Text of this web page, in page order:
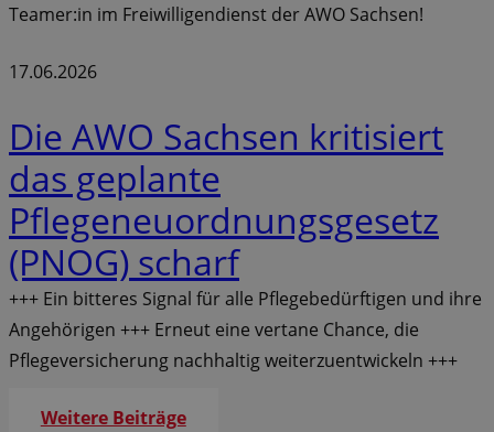
Teamer:in im Freiwilligendienst der AWO Sachsen!
17.06.2026
Die AWO Sachsen kritisiert
das geplante
Pflegeneuordnungsgesetz
(PNOG) scharf
+++ Ein bitteres Signal für alle Pflegebedürftigen und ihre
Angehörigen +++ Erneut eine vertane Chance, die
Pflegeversicherung nachhaltig weiterzuentwickeln +++
Weitere Beiträge